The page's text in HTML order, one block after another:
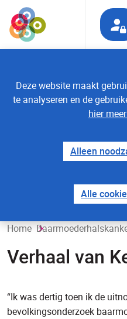
Deze website maakt
te analyseren en de
hier
Alleen
Alle
Home
Verhaal van
“Ik was dertig toen ik de
bevolkingsonderzoek